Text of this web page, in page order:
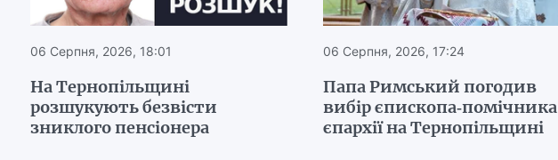
06 Серпня, 2026, 18:01
На Тернопільщині
розшукують безвісти
зниклого пенсіонера
06 Серпня, 2026, 17:24
Папа Римський погодив
вибір єпископа-помічника
єпархії на Тернопільщині